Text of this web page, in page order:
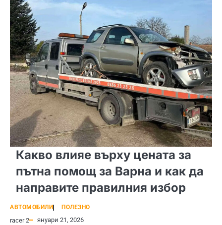
Какво влияе върху цената за
пътна помощ за Варна и как да
направите правилния избор
АВТОМОБИЛИ ПОЛЕЗНО
racer 2 януари 21, 2026